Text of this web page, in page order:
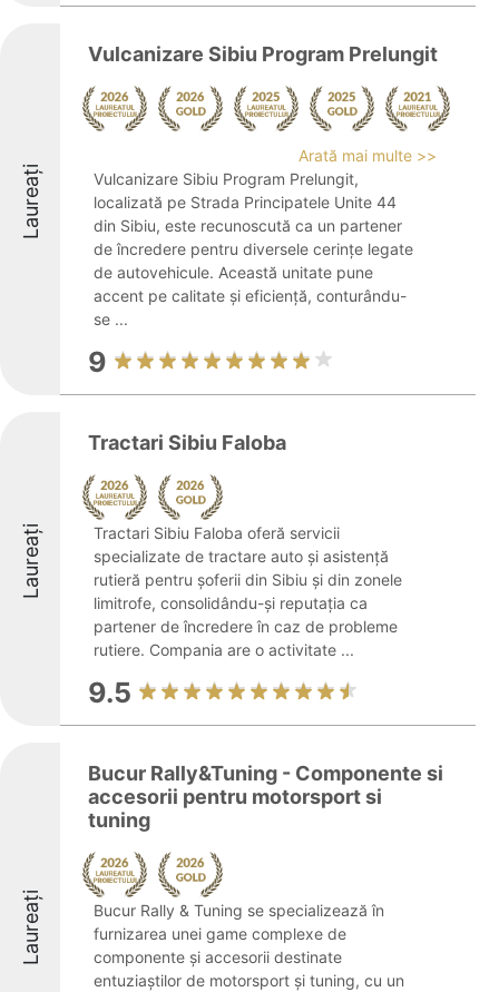
Laureați
Vulcanizare Sibiu Program Prelungit
Arată mai multe >>
Vulcanizare Sibiu Program Prelungit,
localizată pe Strada Principatele Unite 44
din Sibiu, este recunoscută ca un partener
de încredere pentru diversele cerințe legate
de autovehicule. Această unitate pune
accent pe calitate și eficiență, conturându-
se ...
9
Laureați
Tractari Sibiu Faloba
Tractari Sibiu Faloba oferă servicii
specializate de tractare auto și asistență
rutieră pentru șoferii din Sibiu și din zonele
limitrofe, consolidându-și reputația ca
partener de încredere în caz de probleme
rutiere. Compania are o activitate ...
9.5
Laureați
Bucur Rally&Tuning - Componente si
accesorii pentru motorsport si
tuning
Bucur Rally & Tuning se specializează în
furnizarea unei game complexe de
componente și accesorii destinate
entuziaștilor de motorsport și tuning, cu un